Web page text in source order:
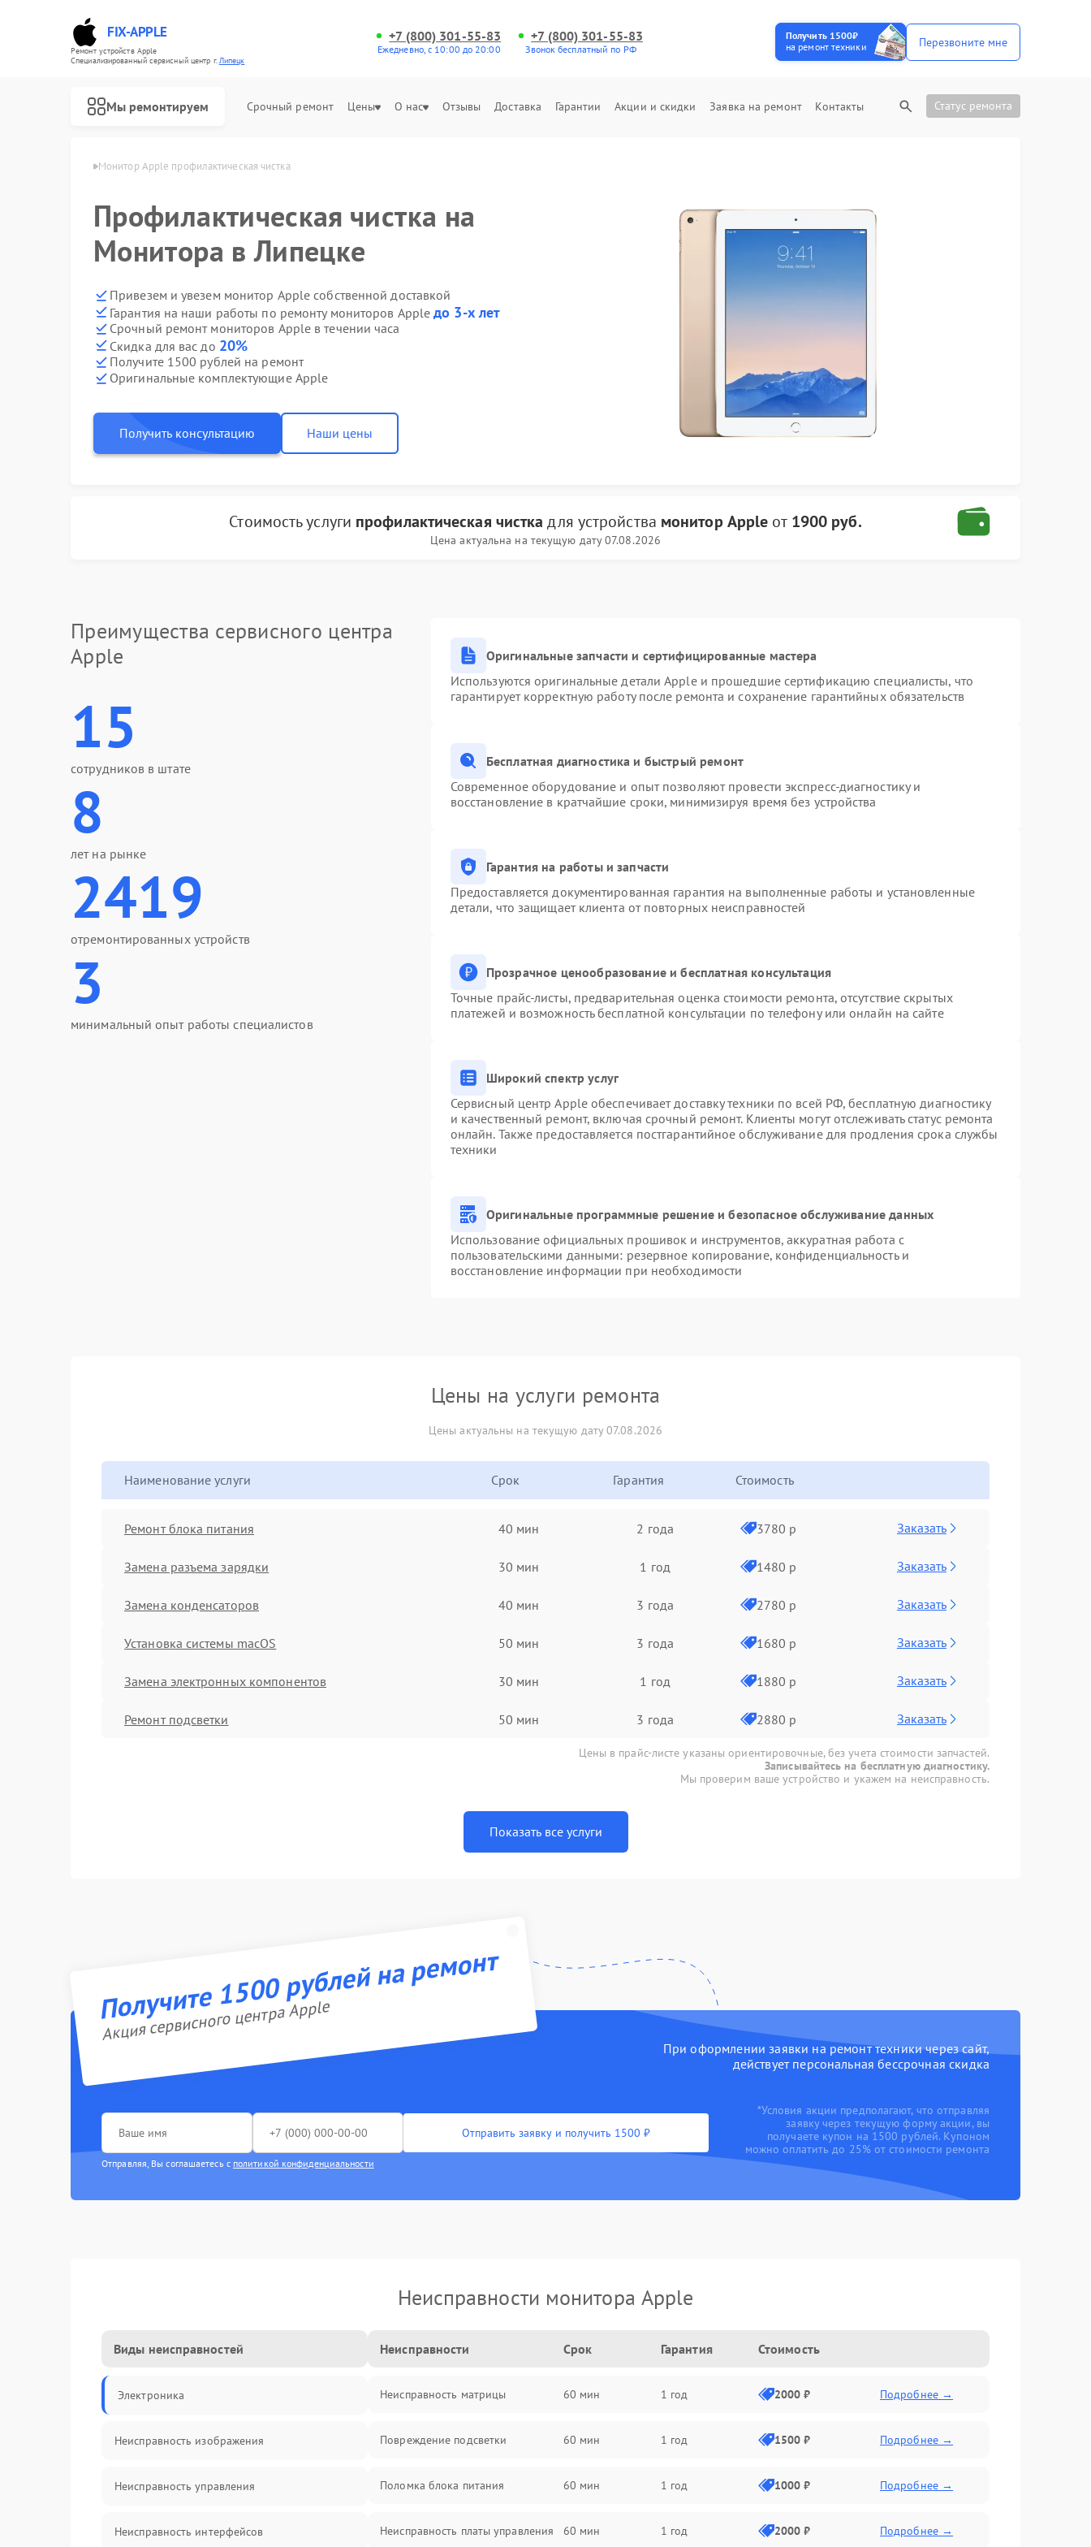
FIX-APPLE
Ремонт устройств Apple
Специализированный cервисный центр г.Липецк
+7 (800) 301-55-83
Ежедневно, с 10:00 до 20:00
+7 (800) 301-55-83
Звонок бесплатный по РФ
Получить 1500₽
на ремонт техники
Перезвоните мне
Мы ремонтируем Срочный ремонт Цены О нас Отзывы Доставка Гарантии Акции и скидки Заявка на ремонт Контакты Статус ремонта
Монитор Apple профилактическая чистка
Профилактическая чистка на
Монитора в Липецке
Привезем и увезем монитор Apple собственной доставкой
Гарантия на наши работы по ремонту мониторов Appleдо 3-х лет
Срочный ремонт мониторов Apple в течении часа
Скидка для вас до 20%
Получите 1500 рублей на ремонт
Оригинальные комплектующие Apple
Получить консультацию Наши цены
Стоимость услуги профилактическая чистка для устройства монитор Apple от 1900 руб.
Цена актуальна на текущую дату 07.08.2026
Преимущества сервисного центра
Apple
15
сотрудников в штате
8
лет на рынке
2419
отремонтированных устройств
3
минимальный опыт работы специалистов
Оригинальные запчасти и сертифицированные мастера
Используются оригинальные детали Apple и прошедшие сертификацию специалисты, что
гарантирует корректную работу после ремонта и сохранение гарантийных обязательств
Бесплатная диагностика и быстрый ремонт
Современное оборудование и опыт позволяют провести экспресс-диагностику и
восстановление в кратчайшие сроки, минимизируя время без устройства
Гарантия на работы и запчасти
Предоставляется документированная гарантия на выполненные работы и установленные
детали, что защищает клиента от повторных неисправностей
Прозрачное ценообразование и бесплатная консультация
Точные прайс-листы, предварительная оценка стоимости ремонта, отсутствие скрытых
платежей и возможность бесплатной консультации по телефону или онлайн на сайте
Широкий спектр услуг
Сервисный центр Apple обеспечивает доставку техники по всей РФ, бесплатную диагностику
и качественный ремонт, включая срочный ремонт. Клиенты могут отслеживать статус ремонта
онлайн. Также предоставляется постгарантийное обслуживание для продления срока службы
техники
Оригинальные программные решение и безопасное обслуживание данных
Использование официальных прошивок и инструментов, аккуратная работа с
пользовательскими данными: резервное копирование, конфиденциальность и
восстановление информации при необходимости
Цены на услуги ремонта
Цены актуальны на текущую дату 07.08.2026
Наименование услуги Срок Гарантия Стоимость
Ремонт блока питания 40 мин 2 года 3780 р Заказать
Замена разъема зарядки 30 мин 1 год 1480 р Заказать
Замена конденсаторов 40 мин 3 года 2780 р Заказать
Установка системы macOS 50 мин 3 года 1680 р Заказать
Замена электронных компонентов 30 мин 1 год 1880 р Заказать
Ремонт подсветки 50 мин 3 года 2880 р Заказать
Цены в прайс-листе указаны ориентировочные, без учета стоимости запчастей.
Записывайтесь на бесплатную диагностику.
Мы проверим ваше устройство и укажем на неисправность.
Показать все услуги
Получите 1500 рублей на ремонт
Акция сервисного центра Apple
При оформлении заявки на ремонт техники через сайт,
действует персональная бессрочная скидка
Отправить заявку и получить 1500 ₽
Отправляя, Вы соглашаетесь с политикой конфиденциальности
*Условия акции предполагают, что отправляя
заявку через текущую форму акции, вы
получаете купон на 1500 рублей. Купоном
можно оплатить до 25% от стоимости ремонта
Неисправности монитора Apple
Виды неисправностей
Электроника
Неисправность изображения
Неисправность управления
Неисправность интерфейсов
Неисправности Срок Гарантия Стоимость
Неисправность матрицы 60 мин 1 год 2000 ₽ Подробнее →
Повреждение подсветки 60 мин 1 год 1500 ₽ Подробнее →
Поломка блока питания 60 мин 1 год 1000 ₽ Подробнее →
Неисправность платы управления 60 мин 1 год 2000 ₽ Подробнее →